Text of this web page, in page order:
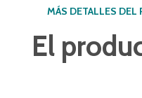
MÁS DETALLES DEL
El